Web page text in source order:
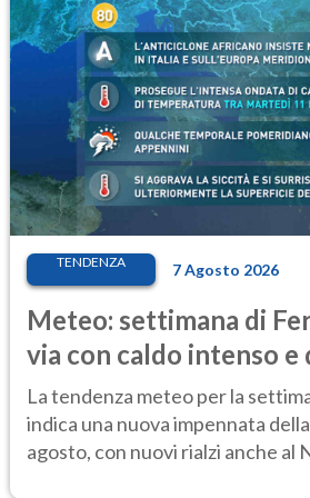
TENDENZA 7 Agosto 2026
Meteo: settimana di
via con caldo intenso e
temporale
La tendenza meteo per la
indica una nuova impennata
agosto, con nuovi rialzi anche al